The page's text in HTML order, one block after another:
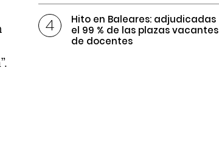
Hito en Baleares: adjudicadas
el 99 % de las plazas vacantes
de docentes